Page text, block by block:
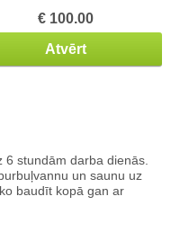
€ 100.00
Atvērt
stundām darba dienās.
un saunu uz
baudīt kopā gan ar